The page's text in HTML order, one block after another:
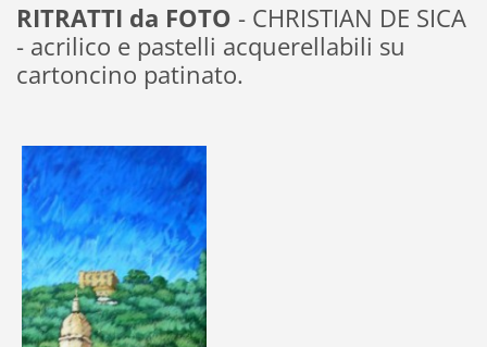
RITRATTI da FOTO - CHRISTIAN DE SICA
- acrilico e pastelli acquerellabili su
cartoncino patinato.